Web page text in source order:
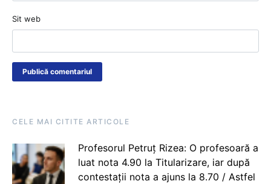
Sit web
CELE MAI CITITE ARTICOLE
Profesorul Petruț Rizea: O profesoară a
luat nota 4.90 la Titularizare, iar după
contestații nota a ajuns la 8.70 / Astfel